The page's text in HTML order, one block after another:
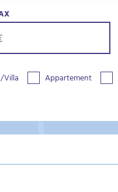
Villa Appartement